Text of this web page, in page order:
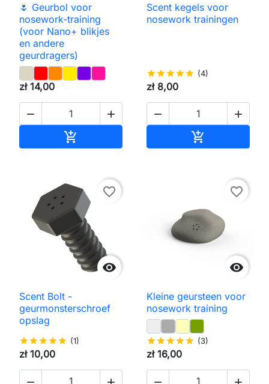
🌷 Geurbol voor
nosework-training
(voor Nano+ blikjes
en andere
geurdragers)
zł 14,00
 
 Toevoegen aan winkelwagen
Scent kegels voor
nosework trainingen
starstarstarstarstar (4)
zł 8,00
 


favorite_border
Scent Bolt -
geurmonsterschroef
opslag
starstarstarstarstar (1)
zł 10,00

favorite_border
Kleine geursteen voor
nosework training
starstarstarstarstar (3)
zł 16,00